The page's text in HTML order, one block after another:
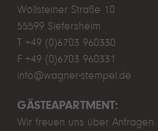
Wöllsteiner Straße 10
55599 Siefersheim
T +49 (0)6703 960330
F +49 (0)6703 960331
info@wagner-stempel.de
GÄSTEAPARTMENT:
Wir freuen uns über Anfragen: